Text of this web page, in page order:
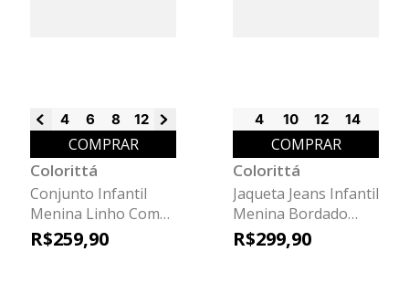
4 6 8 12 14
COMPRAR
Colorittá
Conjunto Infantil
Menina Linho Com
Renda Colorittá Bege
R$259,90
4 10 12 14
COMPRAR
Colorittá
Jaqueta Jeans Infantil
Menina Bordado
Colorittá Azul
R$299,90